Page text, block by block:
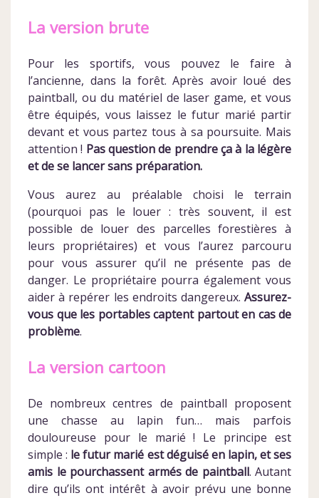
La version brute
Pour les sportifs, vous pouvez le faire à
l’ancienne, dans la forêt. Après avoir loué des
paintball, ou du matériel de laser game, et vous
être équipés, vous laissez le futur marié partir
devant et vous partez tous à sa poursuite. Mais
attention ! Pas question de prendre ça à la légère
et de se lancer sans préparation.
Vous aurez au préalable choisi le terrain
(pourquoi pas le louer : très souvent, il est
possible de louer des parcelles forestières à
leurs propriétaires) et vous l’aurez parcouru
pour vous assurer qu’il ne présente pas de
danger. Le propriétaire pourra également vous
aider à repérer les endroits dangereux. Assurez-
vous que les portables captent partout en cas de
problème.
La version cartoon
De nombreux centres de paintball proposent
une chasse au lapin fun… mais parfois
douloureuse pour le marié ! Le principe est
simple : le futur marié est déguisé en lapin, et ses
amis le pourchassent armés de paintball. Autant
dire qu’ils ont intérêt à avoir prévu une bonne